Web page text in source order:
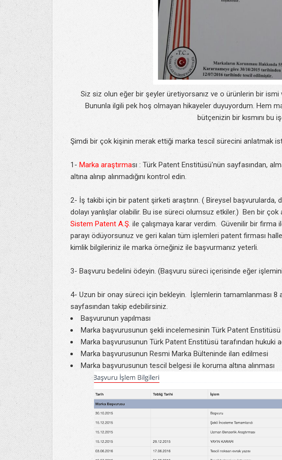
Siz siz olun eğer bir şeyler üretiyorsanız ve o ürünlerin bir
Bununla ilgili pek hoş olmayan hikayeler duyuyordum. Hem
bütçenizin bir kısmını bu
Şimdi bir çok kişinin merak ettiği marka tescil sürecini anlatmak
1- Marka araştırması : Türk Patent Enstitüsü'nün sayfasından,
altına alınıp alınmadığını kontrol edin.
2- İş takibi için bir patent şirketi araştırın. ( Bireysel başvurularda,
dolayı yanlışlar olabilir. Bu ise süreci olumsuz etkiler.) Ben bir
Sistem Patent A.Ş. ile çalışmaya karar verdim. Güvenilir bir firma
parayı ödüyorsunuz ve geri kalan tüm işlemleri patent firması
kimlik bilgileriniz ile marka örneğiniz ile başvurmanız yeterli.
3- Başvuru bedelini ödeyin. (Başvuru süreci içerisinde eğer
4- Uzun bir onay süreci için bekleyin. İşlemlerin tamamlanması
sayfasından takip edebilirsiniz.
Başvurunun yapılması
Marka başvurusunun şekli incelemesinin Türk Patent Enstitüsü
Marka başvurusunun Türk Patent Enstitüsü tarafından hukuki
Marka başvurusunun Resmi Marka Bülteninde ilan edilmesi
Marka başvurusunun tescil belgesi ile koruma altına alınması